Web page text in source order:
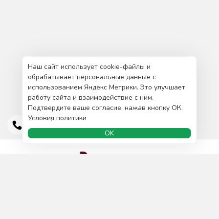
Наш сайт использует cookie-файлы и
обрабатывает персональные данные с
использованием Яндекс Метрики. Это улучшает
работу сайта и взаимодействие с ним.
Подтвердите ваше согласие, нажав кнопку ОК.
Условия политики
OK